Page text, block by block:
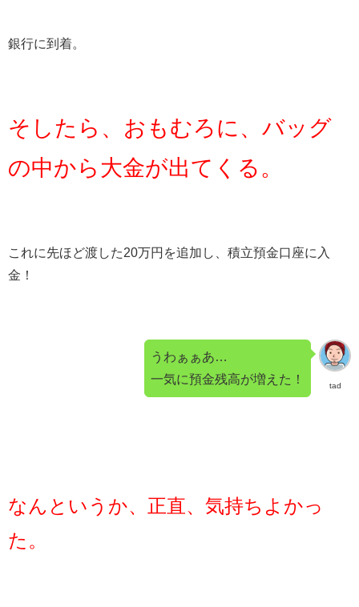
銀行に到着。
そしたら、おもむろに、バッグ
の中から大金が出てくる。
これに先ほど渡した20万円を追加し、積立預金口座に入
金！
tad
うわぁぁあ…
一気に預金残高が増えた！
なんというか、正直、気持ちよかっ
た。